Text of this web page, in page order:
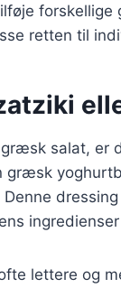
retten til
salat, er
græsk
lettere og